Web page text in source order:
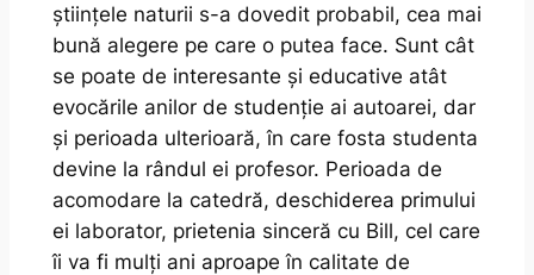
științele naturii s-a dovedit probabil, cea mai
bună alegere pe care o putea face. Sunt cât
se poate de interesante și educative atât
evocările anilor de studenție ai autoarei, dar
și perioada ulterioară, în care fosta studenta
devine la rândul ei profesor. Perioada de
acomodare la catedră, deschiderea primului
ei laborator, prietenia sinceră cu Bill, cel care
îi va fi mulți ani aproape în calitate de